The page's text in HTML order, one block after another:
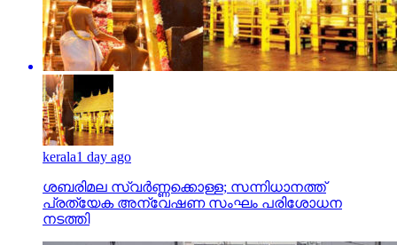
kerala1 day ago
ശബരിമല സ്വര്‍ണ്ണക്കൊള്ള; സന്നിധാനത്ത്
പ്രത്യേക അന്വേഷണ സംഘം പരിശോധന
നടത്തി